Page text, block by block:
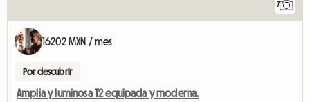
7
16202 MXN / mes
Por descubrir
Amplia y luminosa T2 equipada y moderna.